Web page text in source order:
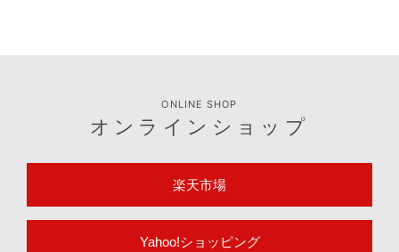
ONLINE SHOP
オンラインショップ
楽天市場
Yahoo!ショッピング